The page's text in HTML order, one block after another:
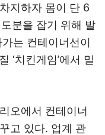
지하자 몸이 단 6
분을 잡기 위해 발
는 컨테이너선이
‘치킨게임’에서 밀
오에서 컨테이너
고 있다. 업계 관